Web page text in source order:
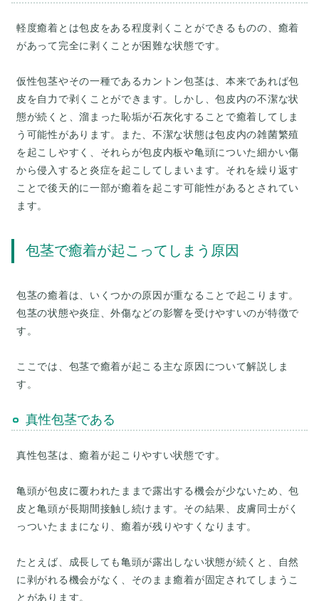
軽度癒着とは包皮をある程度剥くことができるものの、癒着
があって完全に剥くことが困難な状態です。
仮性包茎やその一種であるカントン包茎は、本来であれば包
皮を自力で剥くことができます。しかし、包皮内の不潔な状
態が続くと、溜まった恥垢が石灰化することで癒着してしま
う可能性があります。また、不潔な状態は包皮内の雑菌繁殖
を起こしやすく、それらが包皮内板や亀頭についた細かい傷
から侵入すると炎症を起こしてしまいます。それを繰り返す
ことで後天的に一部が癒着を起こす可能性があるとされてい
包茎で癒着が起こってしまう原因
包茎の癒着は、いくつかの原因が重なることで起こります。
包茎の状態や炎症、外傷などの影響を受けやすいのが特徴で
す。
ここでは、包茎で癒着が起こる主な原因について解説しま
真性包茎である
真性包茎は、癒着が起こりやすい状態です。
亀頭が包皮に覆われたままで露出する機会が少ないため、包
皮と亀頭が長期間接触し続けます。その結果、皮膚同士がく
っついたままになり、癒着が残りやすくなります。
たとえば、成長しても亀頭が露出しない状態が続くと、自然
に剥がれる機会がなく、そのまま癒着が固定されてしまうこ
とがあります。